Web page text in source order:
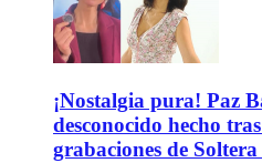
¡Nostalgia pura! Paz
desconocido hecho
grabaciones de